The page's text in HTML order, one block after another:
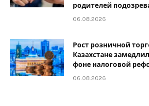
родителей
06.08.2026
Рост розничной
Казахстане
фоне налоговой
06.08.2026